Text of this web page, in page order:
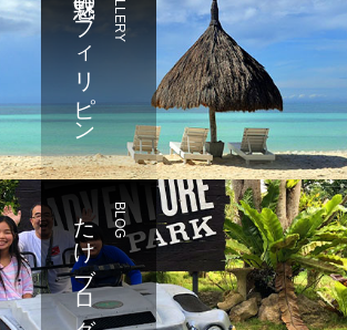
魅惑のフィリピン
BLOG
たけブログ